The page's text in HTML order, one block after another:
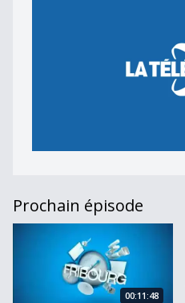
Prochain épisode
00:11:48